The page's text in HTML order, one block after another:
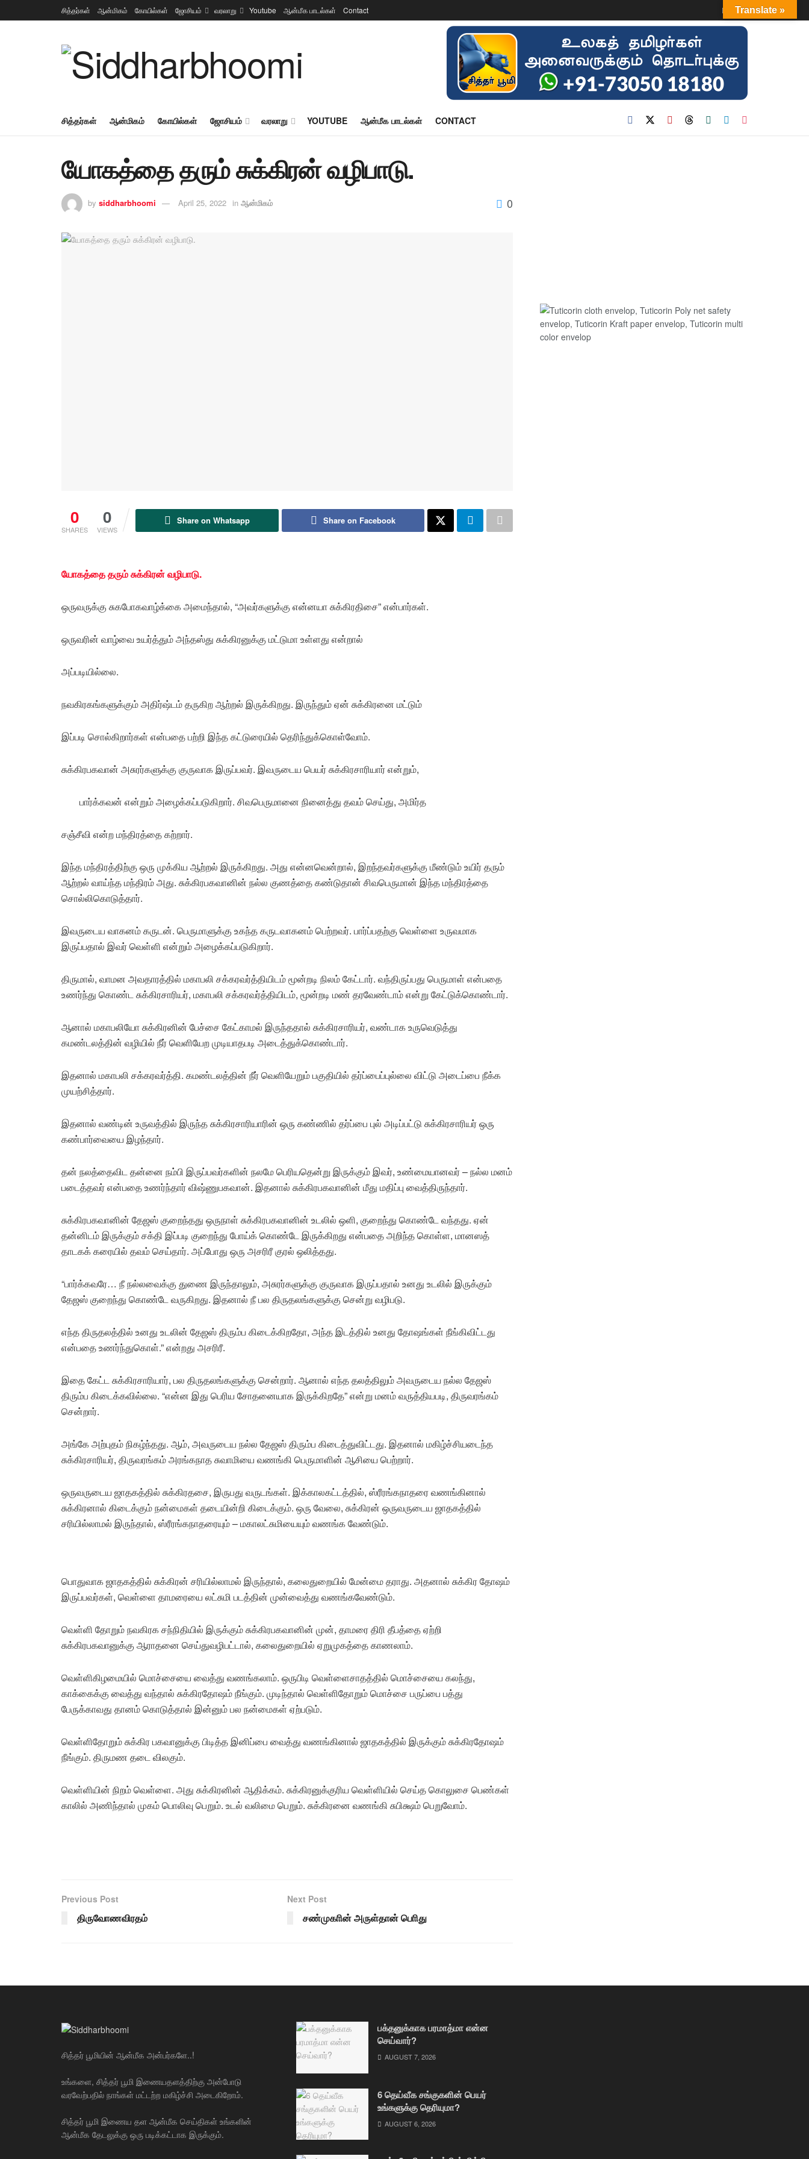
சித்தர்கள் ஆன்மிகம் கோயில்கள் ஜோசியம் வரலாறு Youtube ஆன்மீக பாடல்கள் Contact Login
சித்தர்கள் ஆன்மிகம் கோயில்கள் ஜோசியம் வரலாறு YOUTUBE ஆன்மீக பாடல்கள் CONTACT
யோகத்தை தரும் சுக்கிரன் வழிபாடு.
by siddharbhoomi April 25, 2022 in ஆன்மிகம் 0
0
SHARES
0
VIEWS
Share on Whatsapp Share on Facebook
யோகத்தை தரும் சுக்கிரன் வழிபாடு.
ஒருவருக்கு சுகபோகவாழ்க்கை அமைந்தால், “அவர்களுக்கு என்னயா சுக்கிரதிசை” என்பார்கள்.
ஒருவரின் வாழ்வை உயர்த்தும் அந்தஸ்து சுக்கிரனுக்கு மட்டுமா உள்ளது என்றால்
அப்படியில்லை.
நவகிரகங்களுக்கும் அதிர்ஷ்டம் தருகிற ஆற்றல் இருக்கிறது. இருந்தும் ஏன் சுக்கிரனை மட்டும்
இப்படி சொல்கிறார்கள் என்பதை பற்றி இந்த கட்டுரையில் தெரிந்துக்கொள்வோம்.
சுக்கிரபகவான் அசுரர்களுக்கு குருவாக இருப்பவர். இவருடைய பெயர் சுக்கிரசாரியார் என்றும்,
பார்க்கவன் என்றும் அழைக்கப்படுகிறார். சிவபெருமானை நினைத்து தவம் செய்து, அமிர்த
சஞ்சீவி என்ற மந்திரத்தை கற்றார்.
இந்த மந்திரத்திற்கு ஒரு முக்கிய ஆற்றல் இருக்கிறது. அது என்னவென்றால், இறந்தவர்களுக்கு மீண்டும் உயிர் தரும்
ஆற்றல் வாய்ந்த மந்திரம் அது. சுக்கிரபகவானின் நல்ல குணத்தை கண்டுதான் சிவபெருமான் இந்த மந்திரத்தை
சொல்லிகொடுத்தார்.
இவருடைய வாகனம் கருடன். பெருமாளுக்கு உகந்த கருடவாகனம் பெற்றவர். பார்ப்பதற்கு வெள்ளை உருவமாக
இருப்பதால் இவர் வெள்ளி என்றும் அழைக்கப்படுகிறார்.
திருமால், வாமன அவதாரத்தில் மகாபலி சக்கரவர்த்தியிடம் மூன்றடி நிலம் கேட்டார். வந்திருப்பது பெருமாள் என்பதை
உணர்ந்து கொண்ட சுக்கிரசாரியர், மகாபலி சக்கரவர்த்தியிடம், மூன்றடி மண் தரவேண்டாம் என்று கேட்டுக்கொண்டார்.
ஆனால் மகாபலியோ சுக்கிரனின் பேச்சை கேட்காமல் இருந்ததால் சுக்கிரசாரியர், வண்டாக உருவெடுத்து
கமண்டலத்தின் வழியில் நீர் வெளியேற முடியாதபடி அடைத்துக்கொண்டார்.
இதனால் மகாபலி சக்கரவர்த்தி. கமண்டலத்தின் நீர் வெளியேறும் பகுதியில் தர்ப்பைப்புல்லை விட்டு அடைப்பை நீக்க
முயற்சித்தார்.
இதனால் வண்டின் உருவத்தில் இருந்த சுக்கிரசாரியாரின் ஒரு கண்ணில் தர்ப்பை புல் அடிப்பட்டு சுக்கிரசாரியர் ஒரு
கண்பார்வையை இழந்தார்.
தன் நலத்தைவிட தன்னை நம்பி இருப்பவர்களின் நலமே பெரியதென்று இருக்கும் இவர், உண்மையானவர் – நல்ல மனம்
படைத்தவர் என்பதை உணர்ந்தார் விஷ்ணுபகவான். இதனால் சுக்கிரபகவானின் மீது மதிப்பு வைத்திருந்தார்.
சுக்கிரபகவானின் தேஜஸ் குறைந்தது ஒருநாள் சுக்கிரபகவானின் உடலில் ஒளி, குறைந்து கொண்டே வந்தது. ஏன்
தன்னிடம் இருக்கும் சக்தி இப்படி குறைந்து போய்க் கொண்டே இருக்கிறது என்பதை அறிந்த கொள்ள, மானஸத்
தாடகக் கரையில் தவம் செய்தார். அப்போது ஒரு அசரிரீ குரல் ஒலித்தது.
“பார்க்கவரே… நீ நல்லவைக்கு துணை இருந்தாலும், அசுரர்களுக்கு குருவாக இருப்பதால் உனது உடலில் இருக்கும்
தேஜஸ் குறைந்து கொண்டே வருகிறது. இதனால் நீ பல திருதலங்களுக்கு சென்று வழிபடு.
எந்த திருதலத்தில் உனது உடலின் தேஜஸ் திரும்ப கிடைக்கிறதோ, அந்த இடத்தில் உனது தோஷங்கள் நீங்கிவிட்டது
என்பதை உணர்ந்துகொள்.” என்றது அசரிரீ.
இதை கேட்ட சுக்கிரசாரியார், பல திருதலங்களுக்கு சென்றார். ஆனால் எந்த தலத்திலும் அவருடைய நல்ல தேஜஸ்
திரும்ப கிடைக்கவில்லை. “என்ன இது பெரிய சோதனையாக இருக்கிறதே” என்று மனம் வருத்தியபடி, திருவரங்கம்
சென்றார்.
அங்கே அற்புதம் நிகழ்ந்தது. ஆம், அவருடைய நல்ல தேஜஸ் திரும்ப கிடைத்துவிட்டது. இதனால் மகிழ்ச்சியடைந்த
சுக்கிரசாரியர், திருவரங்கம் அரங்கநாத சுவாமியை வணங்கி பெருமாளின் ஆசியை பெற்றார்.
ஒருவருடைய ஜாதகத்தில் சுக்கிரதசை, இருபது வருடங்கள். இக்காலகட்டத்தில், ஸ்ரீரங்கநாதரை வணங்கினால்
சுக்கிரனால் கிடைக்கும் நன்மைகள் தடையின்றி கிடைக்கும். ஒரு வேலை, சுக்கிரன் ஒருவருடைய ஜாதகத்தில்
சரியில்லாமல் இருந்தால், ஸ்ரீரங்கநாதரையும் – மகாலட்சுமியையும் வணங்க வேண்டும்.
பொதுவாக ஜாதகத்தில் சுக்கிரன் சரியில்லாமல் இருந்தால், கலைதுறையில் மேன்மை தராது. அதனால் சுக்கிர தோஷம்
இருப்பவர்கள், வெள்ளை தாமரையை லட்சுமி படத்தின் முன்வைத்து வணங்கவேண்டும்.
வெள்ளி தோறும் நவகிரக சந்நிதியில் இருக்கும் சுக்கிரபகவானின் முன், தாமரை திரி தீபத்தை ஏற்றி
சுக்கிரபகவானுக்கு ஆராதனை செய்துவழிபட்டால், கலைதுறையில் ஏறுமுகத்தை காணலாம்.
வெள்ளிகிழமையில் மொச்சையை வைத்து வணங்கலாம். ஒருபிடி வெள்ளைசாதத்தில் மொச்சையை கலந்து,
காக்கைக்கு வைத்து வந்தால் சுக்கிரதோஷம் நீங்கும். முடிந்தால் வெள்ளிதோறும் மொச்சை பருப்பை பத்து
பேருக்காவது தானம் கொடுத்தால் இன்னும் பல நன்மைகள் ஏற்படும்.
வெள்ளிதோறும் சுக்கிர பகவானுக்கு பிடித்த இனிப்பை வைத்து வணங்கினால் ஜாதகத்தில் இருக்கும் சுக்கிரதோஷம்
நீங்கும். திருமண தடை விலகும்.
வெள்ளியின் நிறம் வெள்ளை. அது சுக்கிரனின் ஆதிக்கம். சுக்கிரனுக்குரிய வெள்ளியில் செய்த கொலுசை பெண்கள்
காலில் அணிந்தால் முகம் பொலிவு பெறும். உடல் வலிமை பெறும். சுக்கிரனை வணங்கி சுபிக்ஷம் பெறுவோம்.
Previous Post
திருவோணவிரதம்
Next Post
சண்முகாின் அருள்தான் பொிது
சித்தர் பூமியின் ஆன்மீக அன்பர்களே..!
உங்களை, சித்தர் பூமி இணையதளத்திற்கு அன்போடு
வரவேற்பதில் நாங்கள் மட்டற்ற மகிழ்ச்சி அடைகிறோம்.
சித்தர் பூமி இணைய தள ஆன்மீக செய்திகள் உங்களின்
ஆன்மீக தேடலுக்கு ஒரு படிக்கட்டாக இருக்கும்.
பக்தனுக்காக பரமாத்மா என்ன
செய்வார்?
AUGUST 7, 2026
6 தெய்வீக சங்குகளின் பெயர்
உங்களுக்கு தெரியுமா?
AUGUST 6, 2026
Translate »